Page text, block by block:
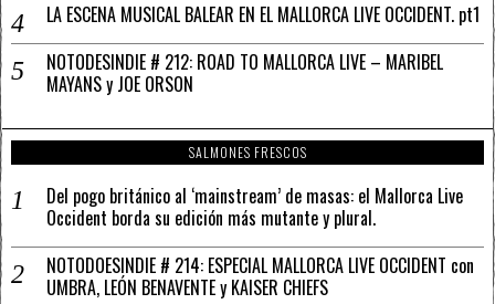
LA ESCENA MUSICAL BALEAR EN EL MALLORCA LIVE OCCIDENT. pt1
NOTODESINDIE # 212: ROAD TO MALLORCA LIVE – MARIBEL
MAYANS y JOE ORSON
SALMONES FRESCOS
Del pogo británico al ‘mainstream’ de masas: el Mallorca Live
Occident borda su edición más mutante y plural.
NOTODOESINDIE # 214: ESPECIAL MALLORCA LIVE OCCIDENT con
UMBRA, LEÓN BENAVENTE y KAISER CHIEFS